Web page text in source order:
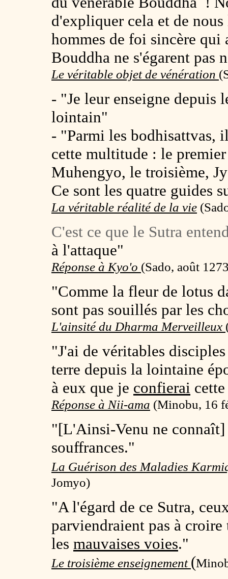
d'expliquer cela et de
hommes de foi sincère qui
Bouddha ne s'égarent pas
Le véritable objet de vénération (
- "Je leur enseigne depuis
lointain"
- "Parmi les bodhisattvas,
cette multitude : le
Muhengyo, le troisième,
Ce sont les quatre guides
La véritable réalité de la vie
C'est ce que le Sutra
à l'attaque"
Réponse à Kyo'o (Sado, août
"Comme la fleur de lotus
sont pas souillés par les
L'ainsité du Dharma Merveilleux
"J'ai de véritables
terre depuis la lointaine
à eux que je confierai
Réponse à Nii-ama (Minobu, 16
"[L'Ainsi-Venu ne connaît]
souffrances."
La Guérison des Maladies
Jomyo)
"A l'égard de ce Sutra,
parviendraient pas à
les mauvaises voies."
Le troisième enseignement (